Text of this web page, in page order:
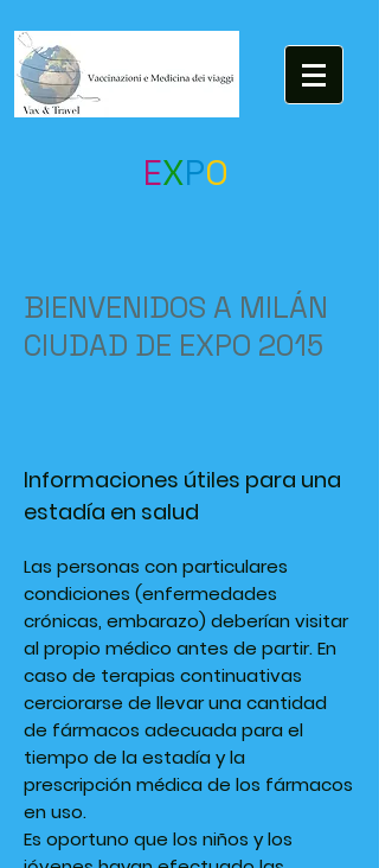
EXPO
BIENVENIDOS A MILÁN
CIUDAD DE EXPO 2015
Informaciones útiles para una
estadía en salud
Las personas con particulares
condiciones (enfermedades
crónicas, embarazo) deberían visitar
al propio médico antes de partir. En
caso de terapias continuativas
cerciorarse de llevar una cantidad
de fármacos adecuada para el
tiempo de la estadía y la
prescripción médica de los fármacos
en uso.
Es oportuno que los niños y los